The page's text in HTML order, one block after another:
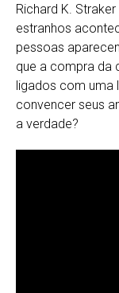
Richard K.
estranhos
pessoas
que a compra da
ligados com uma
convencer seus
a verdade?